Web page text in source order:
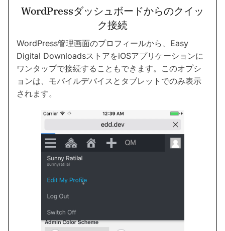
WordPressダッシュボードからのクイッ
ク接続
WordPress管理画面のプロフィールから、Easy
Digital DownloadsストアをiOSアプリケーションに
ワンタップで接続することもできます。このオプシ
ョンは、モバイルデバイスとタブレットでのみ表示
されます。